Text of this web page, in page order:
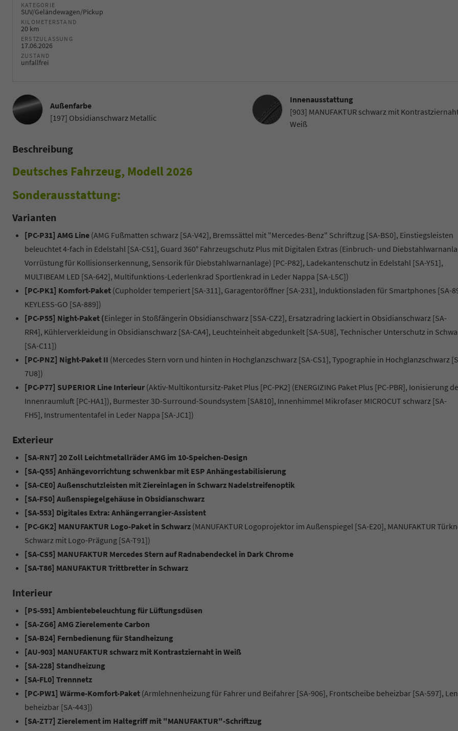
KATEGORIE
SUV/Geländewagen/Pickup
KILOMETERSTAND
20 km
ERSTZULASSUNG
17.06.2026
ZUSTAND
unfallfrei
Außenfarbe
[197] Obsidianschwarz Metallic
InnenausstattungInnenausstattung
[903] MANUFAKTUR schwarz mit
Weiß
Beschreibung
Deutsches Fahrzeug, Modell 2026
Sonderausstattung:
Varianten
[PC-P31] AMG Line (AMG Fußmatten schwarz [SA-V42], Bremssättel mit "Mercedes-Benz" Schriftzug [SA-BS0], Einstiegsleisten
beleuchtet 4-fach in Edelstahl [SA-C51], Guard 360° Fahrzeugschutz Plus mit Digitalen Extras (Einbruch- und
Vorrüstung für Kollisionserkennung, Sensorik für Diebstahlwarnanlage) [PC-P82], Ladekantenschutz in Edelstahl [SA-Y51],
MULTIBEAM LED [SA-642], Multifunktions-Lederlenkrad Sportlenkrad in Leder Nappa [SA-L5C])
[PC-PK1] Komfort-Paket (Cupholder temperiert [SA-311], Garagentoröffner [SA-231], Induktionsladen für Smartphones [SA-
KEYLESS-GO [SA-889])
[PC-P55] Night-Paket (Einleger in Stoßfängerin Obsidianschwarz [SSA-CZ2], Ersatzradring lackiert in Obsidianschwarz [SA-
RR4], Kühlerverkleidung in Obsidianschwarz [SA-CA4], Leuchteinheit abgedunkelt [SA-5U8], Technischer Unterschutz in
[SA-C11])
[PC-PNZ] Night-Paket II (Mercedes Stern vorn und hinten in Hochglanzschwarz [SA-CS1], Typographie in Hochglanzschwarz
7U8])
[PC-P77] SUPERIOR Line Interieur (Aktiv-Multikontursitz-Paket Plus [PC-PK2] (ENERGIZING Paket Plus [PC-PBR], Ionisierung
Innenraumluft [PC-HA1]), Burmester 3D-Surround-Soundsystem [SA810], Innenhimmel Mikrofaser MICROCUT schwarz [SA-
FH5], Instrumententafel in Leder Nappa [SA-JC1])
Exterieur
[SA-RN7] 20 Zoll Leichtmetallräder AMG im 10-Speichen-Design
[SA-Q55] Anhängevorrichtung schwenkbar mit ESP Anhängestabilisierung
[SA-CE0] Außenschutzleisten mit Ziereinlagen in Schwarz Nadelstreifenoptik
[SA-FS0] Außenspiegelgehäuse in Obsidianschwarz
[SA-553] Digitales Extra: Anhängerrangier-Assistent
[PC-GK2] MANUFAKTUR Logo-Paket in Schwarz (MANUFAKTUR Logoprojektor im Außenspiegel [SA-E20], MANUFAKTUR
Schwarz mit Logo-Prägung [SA-T91])
[SA-CS5] MANUFAKTUR Mercedes Stern auf Radnabendeckel in Dark Chrome
[SA-T86] MANUFAKTUR Trittbretter in Schwarz
Interieur
[PS-591] Ambientebeleuchtung für Lüftungsdüsen
[SA-ZG6] AMG Zierelemente Carbon
[SA-B24] Fernbedienung für Standheizung
[AU-903] MANUFAKTUR schwarz mit Kontrastziernaht in Weiß
[SA-228] Standheizung
[SA-FL0] Trennnetz
[PC-PW1] Wärme-Komfort-Paket (Armlehnenheizung für Fahrer und Beifahrer [SA-906], Frontscheibe beheizbar [SA-597],
beheizbar [SA-443])
[SA-ZT7] Zierelement im Haltegriff mit "MANUFAKTUR"-Schriftzug